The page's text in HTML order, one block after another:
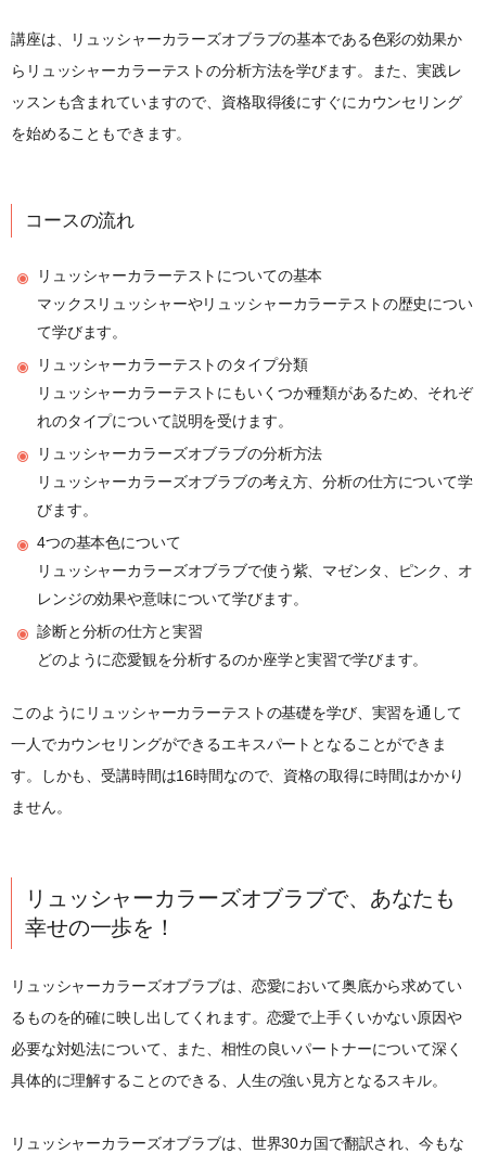
講座は、リュッシャーカラーズオブラブの基本である色彩の効果か
らリュッシャーカラーテストの分析方法を学びます。また、実践レ
ッスンも含まれていますので、資格取得後にすぐにカウンセリング
を始めることもできます。
コースの流れ
リュッシャーカラーテストについての基本
マックスリュッシャーやリュッシャーカラーテストの歴史につい
て学びます。
リュッシャーカラーテストのタイプ分類
リュッシャーカラーテストにもいくつか種類があるため、それぞ
れのタイプについて説明を受けます。
リュッシャーカラーズオブラブの分析方法
リュッシャーカラーズオブラブの考え方、分析の仕方について学
びます。
4つの基本色について
リュッシャーカラーズオブラブで使う紫、マゼンタ、ピンク、オ
レンジの効果や意味について学びます。
診断と分析の仕方と実習
どのように恋愛観を分析するのか座学と実習で学びます。
このようにリュッシャーカラーテストの基礎を学び、実習を通して
一人でカウンセリングができるエキスパートとなることができま
す。しかも、受講時間は16時間なので、資格の取得に時間はかかり
ません。
リュッシャーカラーズオブラブで、あなたも
幸せの一歩を！
リュッシャーカラーズオブラブは、恋愛において奥底から求めてい
るものを的確に映し出してくれます。恋愛で上手くいかない原因や
必要な対処法について、また、相性の良いパートナーについて深く
具体的に理解することのできる、人生の強い見方となるスキル。
リュッシャーカラーズオブラブは、世界30カ国で翻訳され、今もな